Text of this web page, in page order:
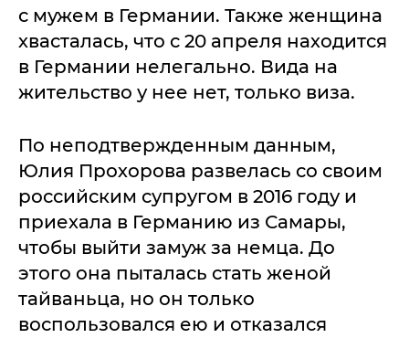
с мужем в Германии. Также женщина
хвасталась, что с 20 апреля находится
в Германии нелегально. Вида на
жительство у нее нет, только виза.
По неподтвержденным данным,
Юлия Прохорова развелась со своим
российским супругом в 2016 году и
приехала в Германию из Самары,
чтобы выйти замуж за немца. До
этого она пыталась стать женой
тайваньца, но он только
воспользовался ею и отказался